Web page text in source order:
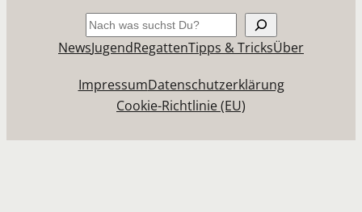
Suchen
NewsJugendRegattenTipps & TricksÜber
ImpressumDatenschutzerklärung
Cookie-Richtlinie (EU)